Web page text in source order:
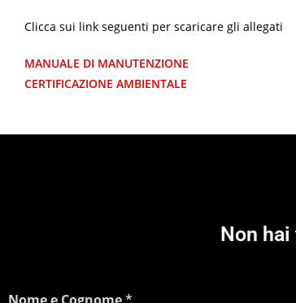
Clicca sui link seguenti per scaricare gli allegati
MANUALE DI MANUTENZIONE
CERTIFICAZIONE AMBIENTALE
Non